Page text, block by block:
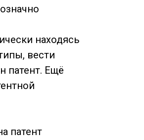
находясь
вести
патент. Ещё
патент